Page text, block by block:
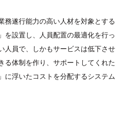
務遂行能力の高い人材を対象とする
を設置し、人員配置の最適化を行っ
人員で、しかもサービスは低下させ
る体制を作り、サポートしてくれた
に浮いたコストを分配するシステム